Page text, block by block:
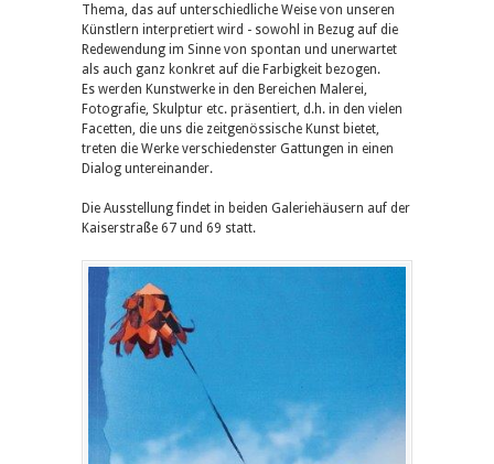
Thema, das auf unterschiedliche Weise von unseren
Künstlern interpretiert wird - sowohl in Bezug auf die
Redewendung im Sinne von spontan und unerwartet
als auch ganz konkret auf die Farbigkeit bezogen.
Es werden Kunstwerke in den Bereichen Malerei,
Fotografie, Skulptur etc. präsentiert, d.h. in den vielen
Facetten, die uns die zeitgenössische Kunst bietet,
treten die Werke verschiedenster Gattungen in einen
Dialog untereinander.
Die Ausstellung findet in beiden Galeriehäusern auf der
Kaiserstraße 67 und 69 statt.